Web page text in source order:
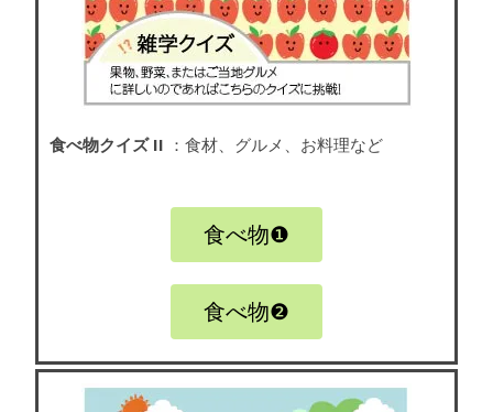
食べ物クイズ II ：食材、グルメ、お料理など
食べ物❶
食べ物❷